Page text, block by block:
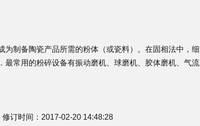
制备陶瓷产品所需的粉体（或瓷料）。在固相法中，细
常用的粉碎设备有振动磨机、球磨机、胶体磨机、气流
订时间：2017-02-20 14:48:28